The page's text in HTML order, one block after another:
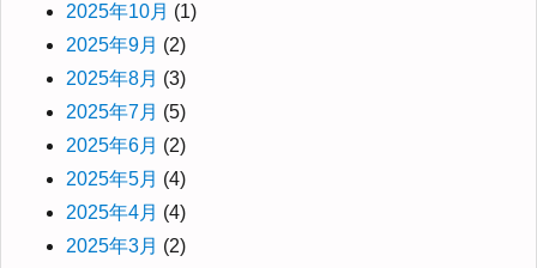
2025年10月 (1)
2025年9月 (2)
2025年8月 (3)
2025年7月 (5)
2025年6月 (2)
2025年5月 (4)
2025年4月 (4)
2025年3月 (2)